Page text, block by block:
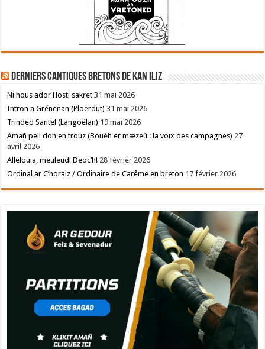
Derniers cantiques bretons de Kan Iliz
Ni hous ador Hosti sakret 31 mai 2026
Intron a Grénenan (Ploërdut) 31 mai 2026
Trinded Santel (Langoëlan) 19 mai 2026
Amañ pell doh en trouz (Bouéh er mæzeù : la voix des campagnes) 27
avril 2026
Allelouia, meuleudi Deoc’h! 28 février 2026
Ordinal ar C’horaiz / Ordinaire de Carême en breton 17 février 2026